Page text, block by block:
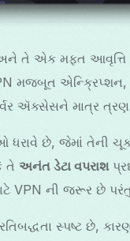
તે એક મફત આવૃત્તિ
મજબૂત એન્ક્રિપ્શન,
ઍક્સેસને માત્ર ત્રણ
ધરાવે છે, જેમાં તેની
તે અનંત ડેટા વપરાશ
ની જરૂર છે પરંતુ
સ્પષ્ટ છે,